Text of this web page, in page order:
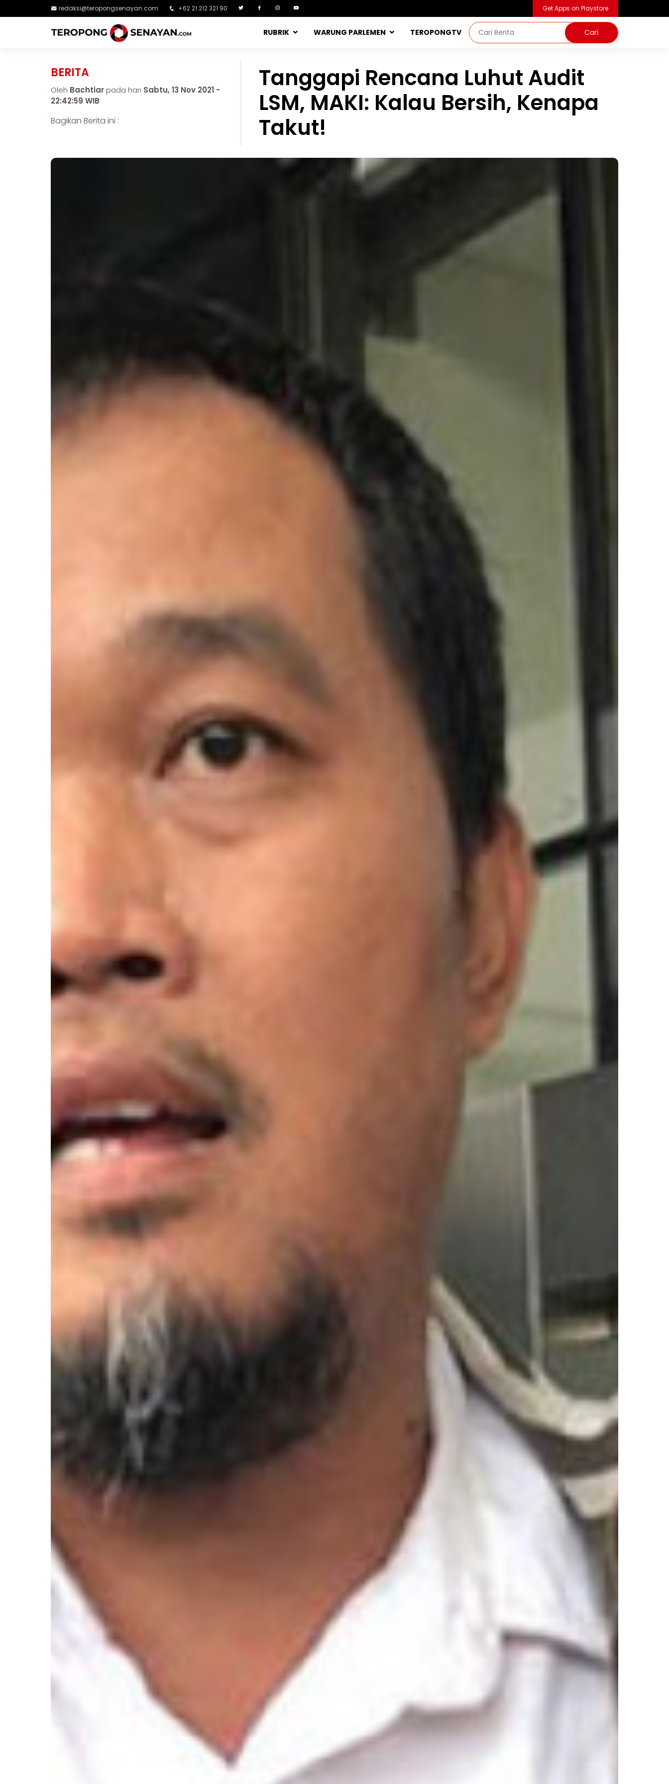
redaksi@teropongsenayan.com +62 21 212 321 90 Get Apps on Playstore
RUBRIK WARUNG PARLEMEN TEROPONGTV
BERITA
Oleh Bachtiar pada hari Sabtu, 13 Nov 2021 -
22:42:59 WIB
Bagikan Berita ini :
Tanggapi Rencana Luhut Audit
LSM, MAKI: Kalau Bersih, Kenapa
Takut!